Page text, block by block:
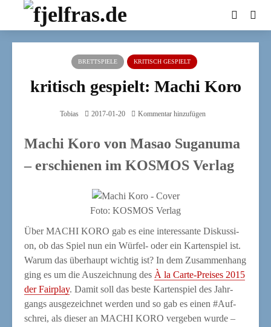
BRETTSPIELE KRITISCH GESPIELT
kritisch gespielt: Machi Koro
Tobias 2017-01-20 Kommentar hinzufügen
Machi Koro von Masao Suganuma
– erschienen im KOSMOS Verlag
Foto: KOSMOS Verlag
Über MACHI KORO gab es eine inter­es­san­te Dis­kus­si­
on, ob das Spiel nun ein Wür­fel- oder ein Kar­ten­spiel ist.
War­um das über­haupt wich­tig ist? In dem Zusam­men­hang
ging es um die Aus­zeich­nung des À la Car­te-Prei­ses 2015
der Fair­play. Damit soll das bes­te Kar­ten­spiel des Jahr­
gangs aus­ge­zeich­net wer­den und so gab es einen #Auf­
schrei, als die­ser an MACHI KORO ver­ge­ben wur­de –